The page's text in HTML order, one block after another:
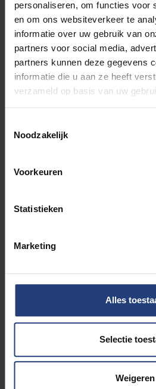
personaliseren, om functies voor
en om ons websiteverkeer te
informatie over uw gebruik van
partners voor social media,
partners kunnen deze gegevens
informatie die u aan ze heeft
verzameld op basis van uw
Noodzakelijk
Voorkeuren
Statistieken
Marketing
Alles
Selectie
Weigeren
EuroparlementariërLieve
overtuigd dat onze
behoefte heeft aan
denkende professionals.”
De namen van alle 29
Peeters - Chantal Cooreman -
Goris - Patrick Van Kerckhove
Derycke - Chris Reniers -
Decadt - Frank De Winne -
Frank Van Massenhove -
Lutgarde Buydens - Paul
Kaouakibi - Lieve Wierinck.
Lees meer